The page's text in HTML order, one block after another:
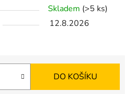
Skladem (>5 ks)
12.8.2026
DO KOŠÍKU